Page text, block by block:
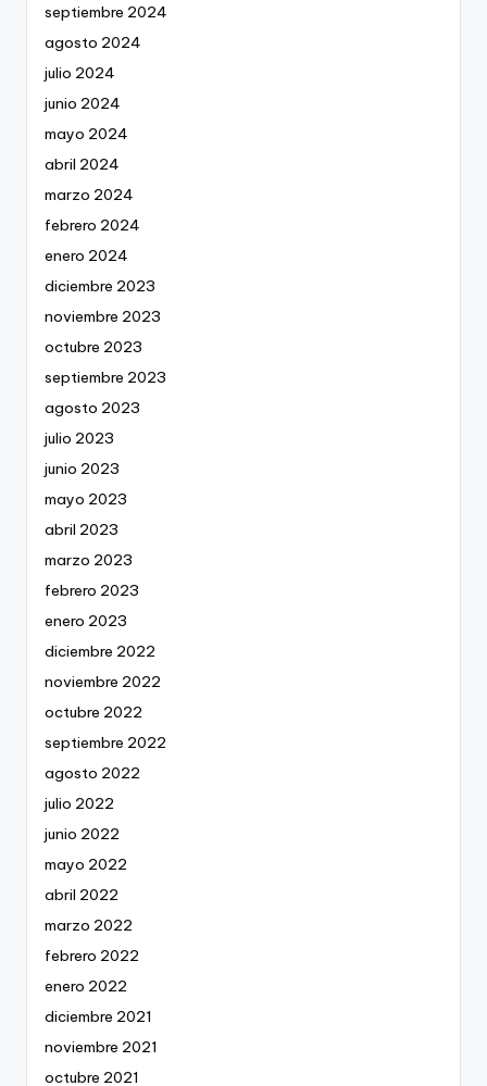
septiembre 2024
agosto 2024
julio 2024
junio 2024
mayo 2024
abril 2024
marzo 2024
febrero 2024
enero 2024
diciembre 2023
noviembre 2023
octubre 2023
septiembre 2023
agosto 2023
julio 2023
junio 2023
mayo 2023
abril 2023
marzo 2023
febrero 2023
enero 2023
diciembre 2022
noviembre 2022
octubre 2022
septiembre 2022
agosto 2022
julio 2022
junio 2022
mayo 2022
abril 2022
marzo 2022
febrero 2022
enero 2022
diciembre 2021
noviembre 2021
octubre 2021